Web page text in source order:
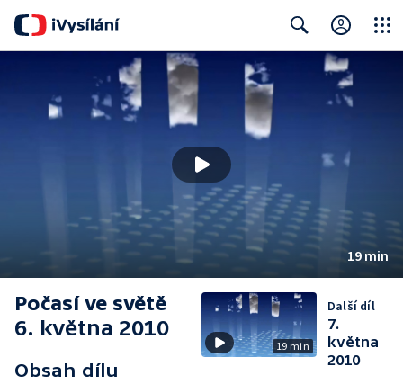
19 min
Počasí ve světě
6. května 2010
Obsah dílu
19 min
Další díl
7.
května
2010